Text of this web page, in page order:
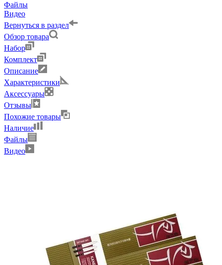
Файлы
Видео
Вернуться в раздел
Обзор товара
Набор
Комплект
Описание
Характеристики
Аксессуары
Отзывы
Похожие товары
Наличие
Файлы
Видео